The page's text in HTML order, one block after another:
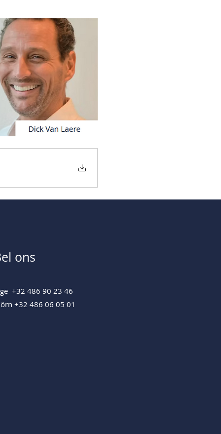
ons
+32 486 90 23 46
+32 486 06 05 01